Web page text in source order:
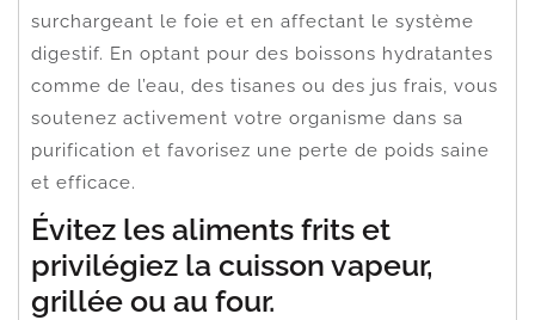
surchargeant le foie et en affectant le système
digestif. En optant pour des boissons hydratantes
comme de l’eau, des tisanes ou des jus frais, vous
soutenez activement votre organisme dans sa
purification et favorisez une perte de poids saine
et efficace.
Évitez les aliments frits et
privilégiez la cuisson vapeur,
grillée ou au four.